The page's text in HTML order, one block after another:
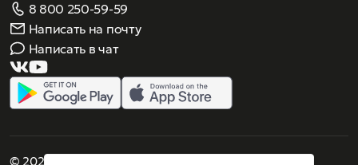
8 800 250-59-59
Написать на почту
Написать в чат
© 2026 Роскошное зрение. Все права защищены